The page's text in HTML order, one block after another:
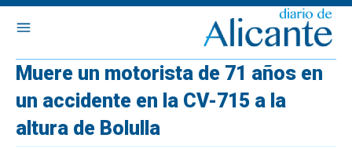
Muere un motorista de 71 años en
un accidente en la CV-715 a la
altura de Bolulla